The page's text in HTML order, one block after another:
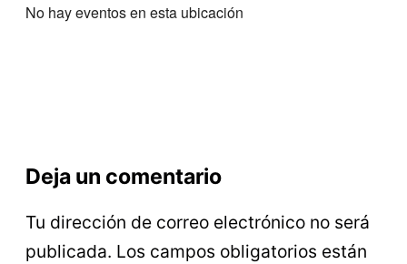
No hay eventos en esta ubicación
Deja un comentario
Tu dirección de correo electrónico no será
publicada. Los campos obligatorios están